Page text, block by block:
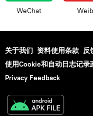
WeChat
关于我们 资料使用条款 反
使用Cookie和自动日志记录
Privacy Feedback